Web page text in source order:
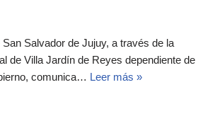
Salvador de Jujuy, a través de la
de Villa Jardín de Reyes dependiente de
comunica… Leer más »